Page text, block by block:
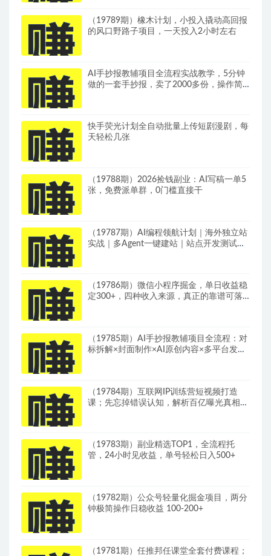
（19789期）橡木计划，小投入撬动高回报
的风口野路子项目，一天投入2小时左右
AI手抄报教辅项目全流程实战教学，5分钟
做的一套手抄报，卖了2000多份，操作简
快手荧光计划全自动批量上传短剧漫剧，每
天轻松几张
（19788期）2026捡钱副业：AI写稿一单5
张，免费派单群，0门槛直接干
（19787期）AI编程领航计划｜海外独立站
实战｜多Agent一键建站｜站点开发测试｜
（19786期）微信小程序掘金，单日收益稳
定300+，四种收入来源，真正的靠谱可落
（19785期）AI手抄报教辅项目全流程：对
标拆解×封面制作×AI原创内容×多平台发布
（19784期）互联网IP训练营短视频打造
课；先忘掉错误认知，解析百亿曝光真相，
（19783期）副业精选TOP1，全流程托
管，24小时见收益，单号轻松日入500+
（19782期）公众号轻量化掘金项目，两分
钟极简操作日稳收益 100-200+
（19781期）任推邦任课堂全套付费课程；